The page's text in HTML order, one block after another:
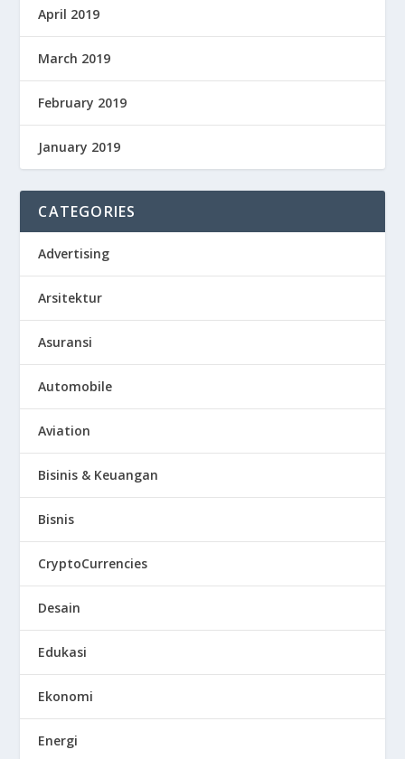
April 2019
March 2019
February 2019
January 2019
CATEGORIES
Advertising
Arsitektur
Asuransi
Automobile
Aviation
Bisinis & Keuangan
Bisnis
CryptoCurrencies
Desain
Edukasi
Ekonomi
Energi